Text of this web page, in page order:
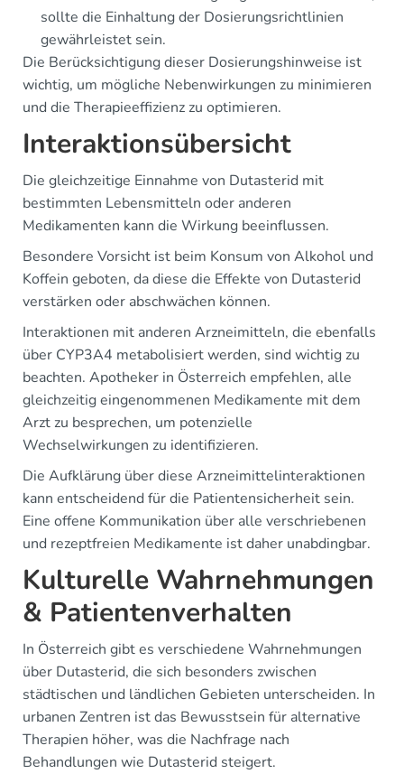
sollte die Einhaltung der Dosierungsrichtlinien
gewährleistet sein.
Die Berücksichtigung dieser Dosierungshinweise ist
wichtig, um mögliche Nebenwirkungen zu minimieren
und die Therapieeffizienz zu optimieren.
Interaktionsübersicht
Die gleichzeitige Einnahme von Dutasterid mit
bestimmten Lebensmitteln oder anderen
Medikamenten kann die Wirkung beeinflussen.
Besondere Vorsicht ist beim Konsum von Alkohol und
Koffein geboten, da diese die Effekte von Dutasterid
verstärken oder abschwächen können.
Interaktionen mit anderen Arzneimitteln, die ebenfalls
über CYP3A4 metabolisiert werden, sind wichtig zu
beachten. Apotheker in Österreich empfehlen, alle
gleichzeitig eingenommenen Medikamente mit dem
Arzt zu besprechen, um potenzielle
Wechselwirkungen zu identifizieren.
Die Aufklärung über diese Arzneimittelinteraktionen
kann entscheidend für die Patientensicherheit sein.
Eine offene Kommunikation über alle verschriebenen
und rezeptfreien Medikamente ist daher unabdingbar.
Kulturelle Wahrnehmungen
& Patientenverhalten
In Österreich gibt es verschiedene Wahrnehmungen
über Dutasterid, die sich besonders zwischen
städtischen und ländlichen Gebieten unterscheiden. In
urbanen Zentren ist das Bewusstsein für alternative
Therapien höher, was die Nachfrage nach
Behandlungen wie Dutasterid steigert.